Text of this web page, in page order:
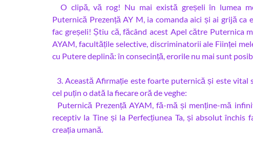
O clipă, vă rog! Nu mai există greșeli în lumea
Puternică Prezență AY M, ia comanda aici și ai grijă ca
fac greșeli! Știu că, făcând acest Apel către Puternica
AYAM, facultățile selective, discriminatorii ale Ființei
cu Putere deplină: în consecință, erorile nu mai sunt
3. Această Afirmație este foarte puternică și este vital
cel puțin o dată la fiecare oră de veghe:
Puternică Prezență AYAM, fă-mă și menține-mă
receptiv la Tine și la Perfecțiunea Ta, și absolut închis
creația umană.